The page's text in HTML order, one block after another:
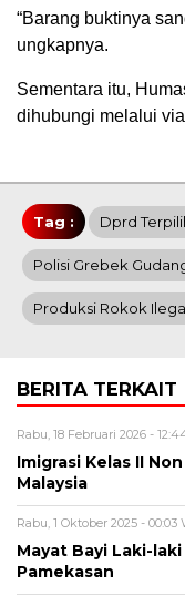
“Barang buktinya
ungkapnya.
Sementara itu,
dihubungi melalui
Tag : Dprd
Polisi Grebek
Produksi Rokok
BERITA TERKAIT
Rabu, 18 Februari 2026 -
Imigrasi Kelas II
Malaysia
Rabu, 1 Oktober 2025 - 00:03
Mayat Bayi Laki-
Pamekasan